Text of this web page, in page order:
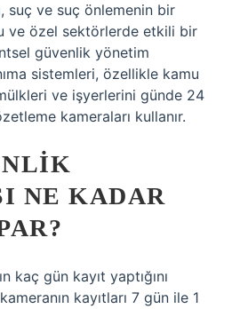
suç ve suç önlemenin bir
ve özel sektörlerde etkili bir
güvenlik yönetim
sistemleri, özellikle kamu
ve işyerlerini günde 24
kameraları kullanır.
NE KADAR
kaç gün kayıt yaptığını
kayıtları 7 gün ile 1